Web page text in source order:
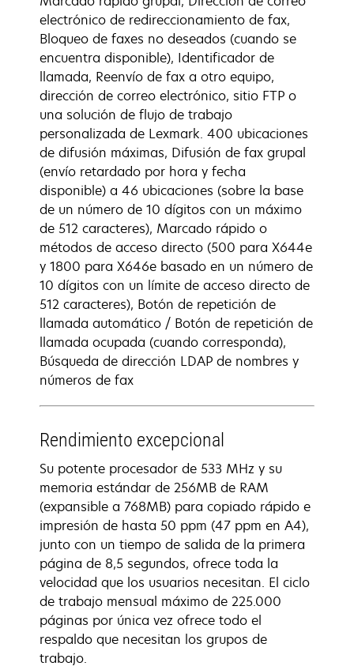
electrónico de redireccionamiento de fax,
Bloqueo de faxes no deseados (cuando se
encuentra disponible), Identificador de
llamada, Reenvío de fax a otro equipo,
dirección de correo electrónico, sitio FTP o
una solución de flujo de trabajo
personalizada de Lexmark. 400 ubicaciones
de difusión máximas, Difusión de fax grupal
(envío retardado por hora y fecha
disponible) a 46 ubicaciones (sobre la base
de un número de 10 dígitos con un máximo
de 512 caracteres), Marcado rápido o
métodos de acceso directo (500 para X644e
y 1800 para X646e basado en un número de
10 dígitos con un límite de acceso directo de
512 caracteres), Botón de repetición de
llamada automático / Botón de repetición de
llamada ocupada (cuando corresponda),
Búsqueda de dirección LDAP de nombres y
números de fax
Rendimiento excepcional
Su potente procesador de 533 MHz y su
memoria estándar de 256MB de RAM
(expansible a 768MB) para copiado rápido e
impresión de hasta 50 ppm (47 ppm en A4),
junto con un tiempo de salida de la primera
página de 8,5 segundos, ofrece toda la
velocidad que los usuarios necesitan. El ciclo
de trabajo mensual máximo de 225.000
páginas por única vez ofrece todo el
respaldo que necesitan los grupos de
trabajo.